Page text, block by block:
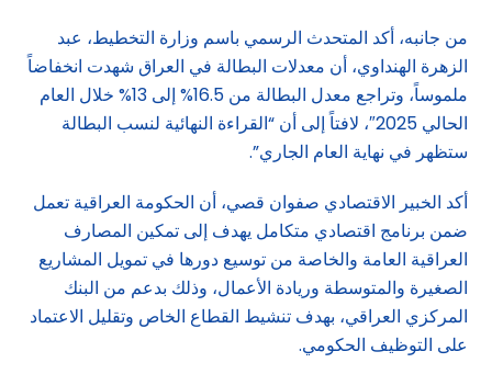
من جانبه، أكد المتحدث الرسمي باسم وزارة التخطيط، عبد
الزهرة الهنداوي، أن معدلات البطالة في العراق شهدت انخفاضاً
ملموساً، وتراجع معدل البطالة من 16.5% إلى 13% خلال العام
الحالي 2025″، لافتاً إلى أن “القراءة النهائية لنسب البطالة
ستظهر في نهاية العام الجاري”.
أكد الخبير الاقتصادي صفوان قصي، أن الحكومة العراقية تعمل
ضمن برنامج اقتصادي متكامل يهدف إلى تمكين المصارف
العراقية العامة والخاصة من توسيع دورها في تمويل المشاريع
الصغيرة والمتوسطة وريادة الأعمال، وذلك بدعم من البنك
المركزي العراقي، بهدف تنشيط القطاع الخاص وتقليل الاعتماد
على التوظيف الحكومي.